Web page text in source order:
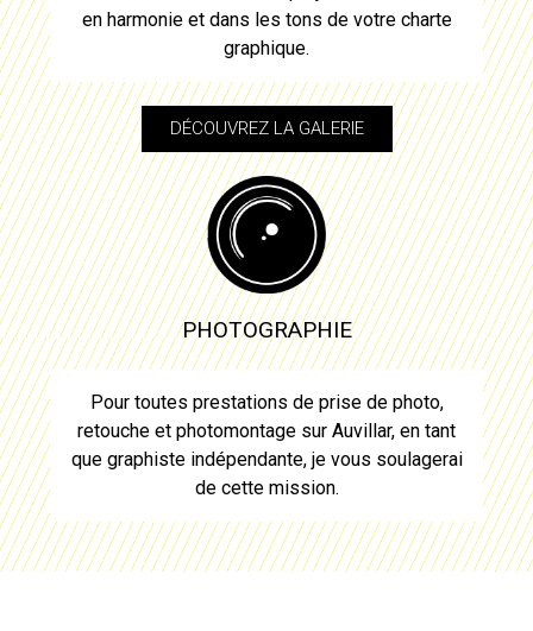
en harmonie et dans les tons de votre charte
graphique.
DÉCOUVREZ LA GALERIE
PHOTOGRAPHIE
Pour toutes prestations de prise de photo,
retouche et photomontage sur Auvillar, en tant
que graphiste indépendante, je vous soulagerai
de cette mission.